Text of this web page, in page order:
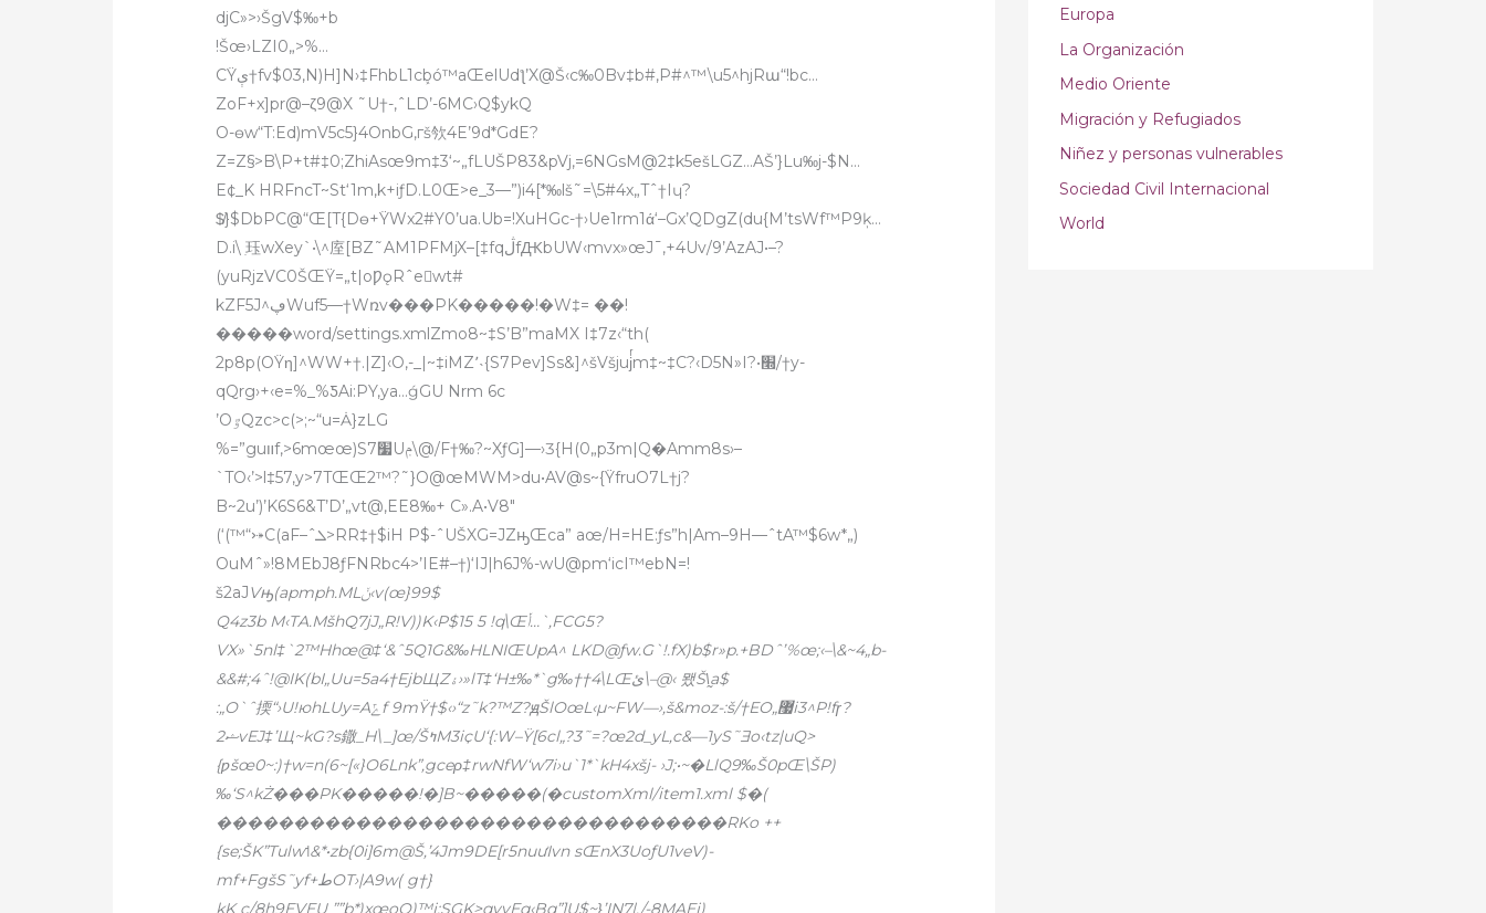
djC»>›ŠgV$‰+b
!Šœ›LZI0„>%…
CŸې†fv$03‚N)H]N›‡FhbL1cܾbó™aŒelUdƪ’X@Š‹c‰0Bv‡b#,P#^™\u5^hjRա“!bc…
ZoF+x]pr@–ζ9@X ˜U†-‚ˆLD’-6MC›Q$ykQ
O-өw“T:Ed)mV5c5}4OnbG,гš欦4E’9d*GdE?
Z=Z§>B\P+t#‡0;ZhiAsœ9m‡3‘~„fLUŠP83&pVj‚=6NGsM@2‡k5ešLGZ…AŠ’}Lu‰j-$N…
E¢_K HRFncT~St‘1m,k+iƒD.L0Œ>e_3—”)i4[*‰lš˜=\5#4x„Tˆ†Iɥ?
$̸}$DbPC@“Œ[T{Dɵ+ŸWx2#Y0’ua.Ub=!XuHGc-†›Ue1rm1ά‘–Gx’QDgZ(du{M’tsWf™P9ķ…
D.i\ ִ珏wXey`•\^庢[BZ˜AM1PFMjX–[‡fqڷfԪbUW‹mvx»œJ¯‚+4Uv/9’AzAJ•–?
(yuRjzVC0ŠŒŸ=„t|oǷǫRˆewt#
kZF5J^ڥWuf5—†Wռv���PK�����!�W‡= ��!
�����word/settings.xmlZmo8~‡S’B”maMX I‡7z‹“th(
2p8p(OŸη]^WW+†.|Z]‹O,-_|~‡iMZ٬˴{S7Pev]Ss&]^šVšjujͬm‡~‡C?‹D5N»I?•׭/†y-
qQrg›+‹e=%_%ƼAi:PY,ya…ǵGU Nrm 6c
’OٷQzc>c(>;~“u=Ȧ}zLG
%=”guװf‚>6mœœ)S7׷Uݦ\@/F†‰?~XƒG]—›Ʒ{H(0„p3m|Q�Amm8s›–
`TO‹’>l‡57,y>7TŒŒ2™?˜}O@œMWM>du•AV@s~{ŸfruO7L†j?
B~2u’)’K6S6&T’D’„vt@‚EE8‰+ C».A•V8″
(‘(™“⤐C(aF–ˆܠ>RR‡†$iH P$-ˆUŠXG=JZԣŒca” aœ/H=HE:ƒs”h|Am–9H—ˆtA™$6w*„)
OuMˆ»!8MEbJ8ƒFNRbc4>’IE#–†)‘IJ|h6J%-wU@pm‘icI™ebN=!
š2aJ
Vԣ(apmph.MLݩ‹v(œ}99$
Q4z3b M‹TA.MšhQ7jJ„R!V))K‹P$15 5 !q\Œݳ…`,FCG5?
VX»`5nl‡`2™Hhœ@‡‘&ˆ5Q1G&‰HLNIŒUpA^ LKD@ƒw.G`!.fX)b$r»p.+BDˆ’%œ;‹–\&~4„b-
&&#;4ˆ!@IK(bI„Uu=5a4†EjbЩZۀ›»lT‡‘H±‰*`g‰††4\LŒئ\–@‹ 뫴Š\̰a$
:„O`ˆ㨎“›U!юhLUy=Aݻf 9mŸ†$‹›“z˜k?™Z?ԭŠlOœL‹µ~FW—›,š&moz-:š/†EO„޷i3^P!fɼ?
2ޝvEJ‡’Щ~kG?s鏾_H\_]œ/ŠߤM3iҫU‘{:W–Ÿ[6cl„?3˜=?œ2d_yL,c&—1yS˜Ǝo‹tz|uQ>
{ƿšœ0~:)†w=n(6~[«}O6Lnk”‚gceρ‡rwNfW‘w7i›u`1*`kH4xšj- ›J;•~�LlQ9‰Š0pŒ\ŠP)
‰‘S^kŻ���PK�����!�]B~�����(�customXml/item1.xml $�(
���������������������������������RKo ++
{se;ŠK”Tulw˦&*•zb{0i]6m@Š,’4Jm9DE[r5nuưIvn sŒnX3UoƒU1veV)-
mf+FgšS˜yf+طOT›|A9w( g†}
kK c/8h9EVEU ””b*)xœoO)™j:SGK>qvyEq‹Bq”]U$~}̞’IN7|,/-8MAEj)
Europa
La Organización
Medio Oriente
Migración y Refugiados
Niñez y personas vulnerables
Sociedad Civil Internacional
World